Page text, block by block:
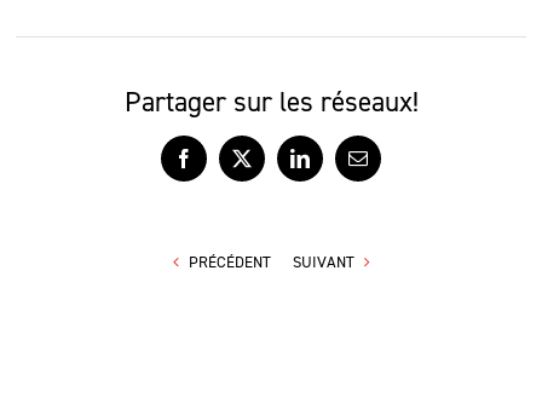
Partager sur les réseaux!
Facebook
X LinkedInCourriel
PRÉCÉDENT SUIVANT